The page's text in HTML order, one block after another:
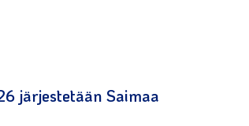
järjestetään Saimaa